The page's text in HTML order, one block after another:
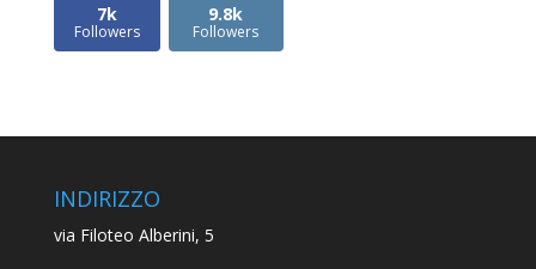
7k
Followers
9.8k
Followers
INDIRIZZO
via Filoteo Alberini, 5